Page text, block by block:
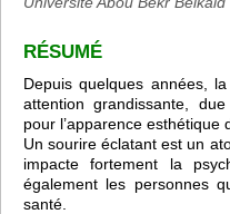
RÉSUMÉ
Depuis quelques années,
attention grandissante,
pour l’apparence esthétique
Un sourire éclatant est un
impacte fortement la
également les personnes
santé.